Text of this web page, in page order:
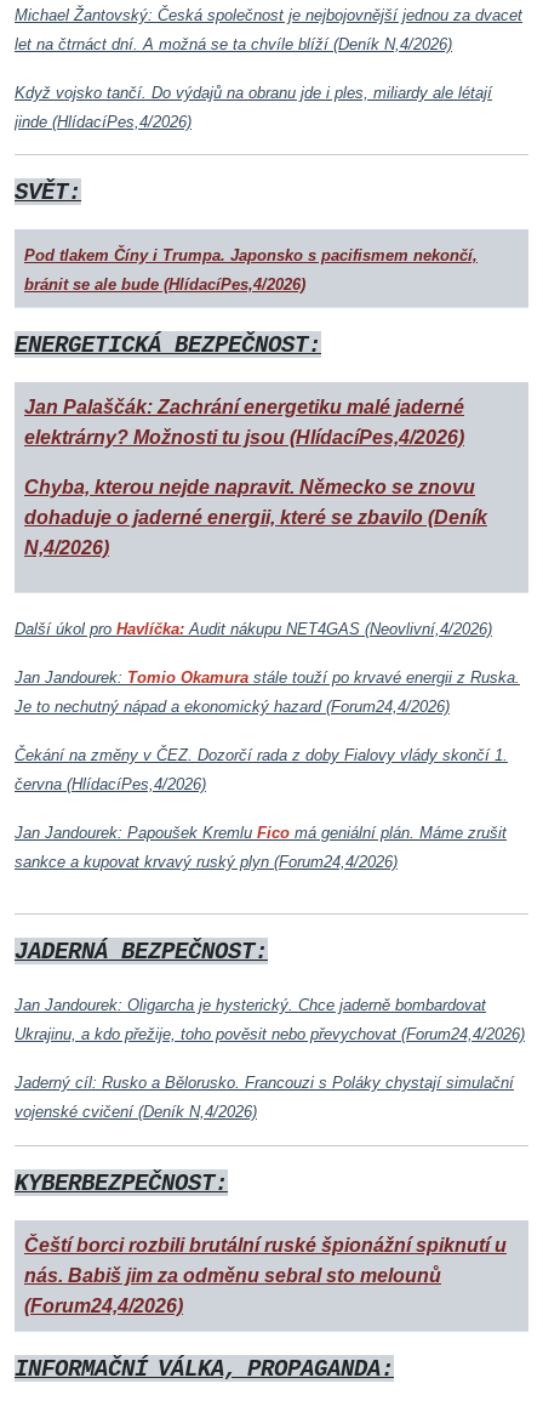
Michael Žantovský: Česká společnost je nejbojovnější jednou za dvacet
let na čtrnáct dní. A možná se ta chvíle blíží (Deník N,4/2026)
Když vojsko tančí. Do výdajů na obranu jde i ples, miliardy ale létají
jinde (HlídacíPes,4/2026)
SVĚT:
Pod tlakem Číny i Trumpa. Japonsko s pacifismem nekončí,
bránit se ale bude (HlídacíPes,4/2026)
ENERGETICKÁ BEZPEČNOST:
Jan Palaščák: Zachrání energetiku malé jaderné
elektrárny? Možnosti tu jsou (HlídacíPes,4/2026)
Chyba, kterou nejde napravit. Německo se znovu
dohaduje o jaderné energii, které se zbavilo (Deník
N,4/2026)
Další úkol pro Havlíčka: Audit nákupu NET4GAS (Neovlivní,4/2026)
Jan Jandourek: Tomio Okamura stále touží po krvavé energii z Ruska.
Je to nechutný nápad a ekonomický hazard (Forum24,4/2026)
Čekání na změny v ČEZ. Dozorčí rada z doby Fialovy vlády skončí 1.
června (HlídacíPes,4/2026)
Jan Jandourek: Papoušek Kremlu Fico má geniální plán. Máme zrušit
sankce a kupovat krvavý ruský plyn (Forum24,4/2026)
JADERNÁ BEZPEČNOST:
Jan Jandourek: Oligarcha je hysterický. Chce jaderně bombardovat
Ukrajinu, a kdo přežije, toho pověsit nebo převychovat (Forum24,4/2026)
Jaderný cíl: Rusko a Bělorusko. Francouzi s Poláky chystají simulační
vojenské cvičení (Deník N,4/2026)
KYBERBEZPEČNOST:
Čeští borci rozbili brutální ruské špionážní spiknutí u
nás. Babiš jim za odměnu sebral sto melounů
(Forum24,4/2026)
INFORMAČNÍ VÁLKA, PROPAGANDA: